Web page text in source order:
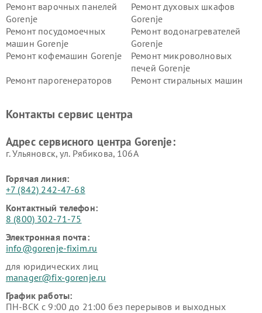
Ремонт варочных панелей
Gorenje
Ремонт духовых шкафов
Gorenje
Ремонт посудомоечных
машин Gorenje
Ремонт водонагревателей
Gorenje
Ремонт кофемашин Gorenje
Ремонт микроволновых
печей Gorenje
Ремонт парогенераторов
Ремонт стиральных машин
Контакты сервис центра
Адрес сервисного центра Gorenje:
г. Ульяновск, ул. Рябикова, 106А
Горячая линия:
+7 (842) 242-47-68
Контактный телефон:
8 (800) 302-71-75
Электронная почта:
info@gorenje-fixim.ru
для юридических лиц
manager@fix-gorenje.ru
График работы:
ПН-ВСК с 9:00 до 21:00 без перерывов и выходных